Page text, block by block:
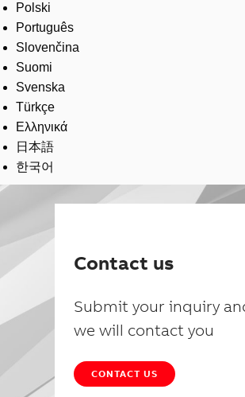
Polski
Português
Slovenčina
Suomi
Svenska
Türkçe
Ελληνικά
日本語
한국어
Contact us
Submit your inquiry
we will contact you
CONTACT US